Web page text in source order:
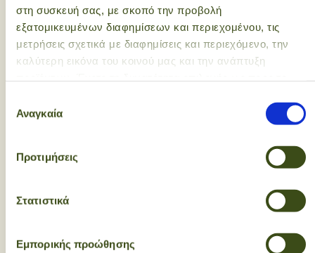
στη συσκευή σας, με σκοπό την προβολή
εξατομικευμένων διαφημίσεων και περιεχομένου, τις
μετρήσεις σχετικά με διαφημίσεις και περιεχόμενο, την
καλύτερη εικόνα του κοινού μας και την ανάπτυξη
σκοπούς.
Να συλλέξουμε πληροφορίες σχετικά με τη
ακριβείς σε απόσταση μερικών μέτρων
Να αναγνωρίσουμε τη συσκευή σας σαρώνοντας
ενεργά για συγκεκριμένα χαρακτηριστικά (δακτυλικό
αποτύπωμα)
συγκατάθεσης
Αναγκαία
Προτιμήσεις
Στατιστικά
Εμπορικής προώθησης
Εγγραφείτε στο
newsletter μας - είναι
υγιεινό και "πικάντικο"!
Newsletter email input field
Γυναίκα
Άντρας